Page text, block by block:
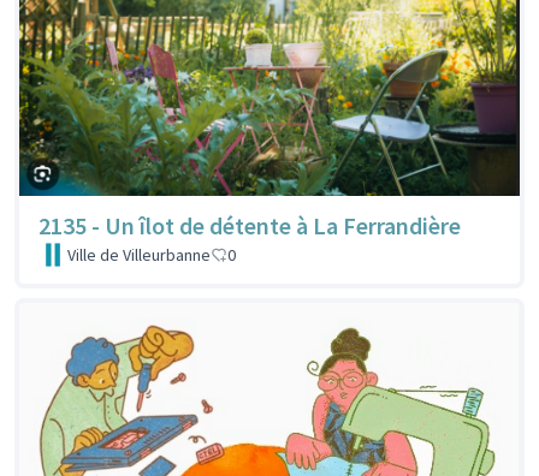
2135 - Un îlot de détente à La Ferrandière
Ville de Villeurbanne 0